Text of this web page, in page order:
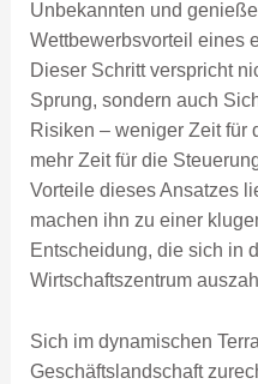
Unbekannten und
Wettbewerbsvorteil eines
Dieser Schritt verspricht
Sprung, sondern auch
Risiken – weniger Zeit für
mehr Zeit für die
Vorteile dieses Ansatzes
machen ihn zu einer
Entscheidung, die sich in
Wirtschaftszentrum
Sich im dynamischen
Geschäftslandschaft